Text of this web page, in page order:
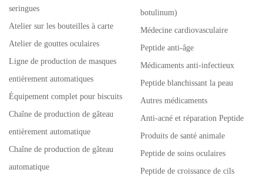
seringues
Atelier sur les bouteilles à carte
Atelier de gouttes oculaires
Ligne de production de masques
entièrement automatiques
Équipement complet pour biscuits
Chaîne de production de gâteau
entièrement automatique
Chaîne de production de gâteau
automatique
botulinum)
Médecine cardiovasculaire
Peptide anti-âge
Médicaments anti-infectieux
Peptide blanchissant la peau
Autres médicaments
Anti-acné et réparation Peptide
Produits de santé animale
Peptide de soins oculaires
Peptide de croissance de cils